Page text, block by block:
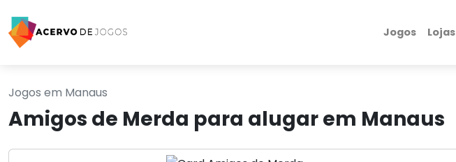
Jogos Lojas
Jogos em Manaus
Amigos de Merda para alugar em Manaus